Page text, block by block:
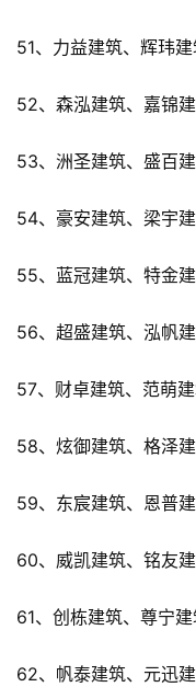
51、力益建筑、辉玮
52、森泓建筑、嘉锦
53、洲圣建筑、盛百
54、豪安建筑、梁宇
55、蓝冠建筑、特金
56、超盛建筑、泓帆
57、财卓建筑、范萌
58、炫御建筑、格泽
59、东宸建筑、恩普
60、威凯建筑、铭友
61、创栋建筑、尊宁
62、帆泰建筑、元迅